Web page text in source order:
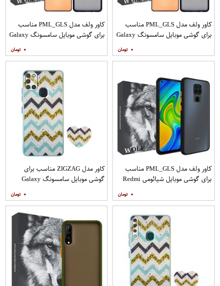
کاور ولف مدل PML_GLS مناسب
برای گوشی موبایل سامسونگ Galaxy
۰
کاور ولف مدل PML_GLS مناسب
برای گوشی موبایل سامسونگ Galaxy
مات
۰
کاور ولف مدل PML_GLS مناسب
برای گوشی موبایل شیائومی Redmi
۰
کاور مدل ZIGZAG مناسب برای
گوشی موبایل سامسونگ Galaxy
۰